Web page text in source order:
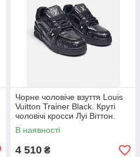
Чорне чоловіче взуття Louis
Vuitton Trainer Black. Круті
чоловічі кросси Луі Віттон.
В наявності
4 510 ₴